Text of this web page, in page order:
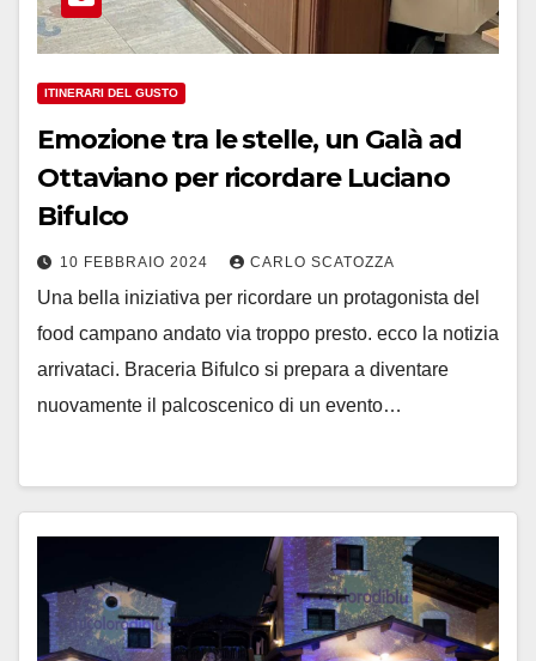
ITINERARI DEL GUSTO
Emozione tra le stelle, un Galà ad
Ottaviano per ricordare Luciano
Bifulco
10 FEBBRAIO 2024 CARLO SCATOZZA
Una bella iniziativa per ricordare un protagonista del
food campano andato via troppo presto. ecco la notizia
arrivataci. Braceria Bifulco si prepara a diventare
nuovamente il palcoscenico di un evento…